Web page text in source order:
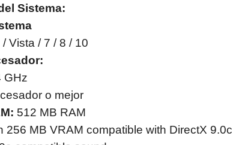
Sistema:
/ Vista / 7 / 8 / 10
GHz
o mejor
512 MB RAM
256 MB VRAM compatible with DirectX 9.0c